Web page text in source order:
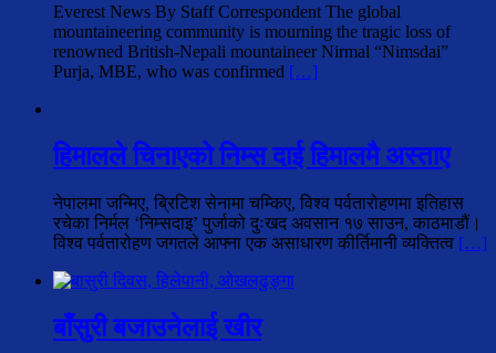
Everest News By Staff Correspondent The global
mountaineering community is mourning the tragic loss of
renowned British-Nepali mountaineer Nirmal “Nimsdai”
Purja, MBE, who was confirmed […]
हिमालले चिनाएको निम्स दाई हिमालमै अस्ताए
नेपालमा जन्मिए, ब्रिटिश सेनामा चम्किए, विश्व पर्वतारोहणमा इतिहास
रचेका निर्मल ‘निम्सदाइ’ पुर्जाको दुःखद अवसान १७ साउन, काठमाडौं।
विश्व पर्वतारोहण जगतले आफ्ना एक असाधारण कीर्तिमानी व्यक्तित्व […]
बाँसुरी बजाउनेलाई खीर